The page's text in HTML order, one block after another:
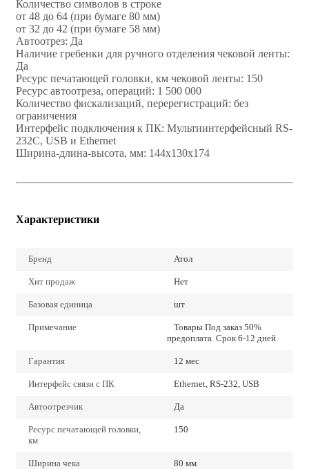
Количество символов в строке
от 48 до 64 (при бумаге 80 мм)
от 32 до 42 (при бумаге 58 мм)
Автоотрез: Да
Наличие гребенки для ручного отделения чековой ленты:
Да
Ресурс печатающей головки, км чековой ленты: 150
Ресурс автоотреза, операций: 1 500 000
Количество фискализаций, перерегистраций: без
ограничения
Интерфейс подключения к ПК: Мультиинтерфейсный RS-
232С, USB и Ethernet
Ширина-длина-высота, мм: 144х130х174
Характеристики
Бренд Атол
Хит продаж Нет
Базовая единица шт
Примечание
Товары Под заказ 50%
предоплата. Срок 6-12 дней.
Гарантия 12 мес
Интерфейс связи с ПК Ethernet, RS-232, USB
Автоотрезчик Да
Ресурс печатающей головки,
км
150
Ширина чека 80 мм